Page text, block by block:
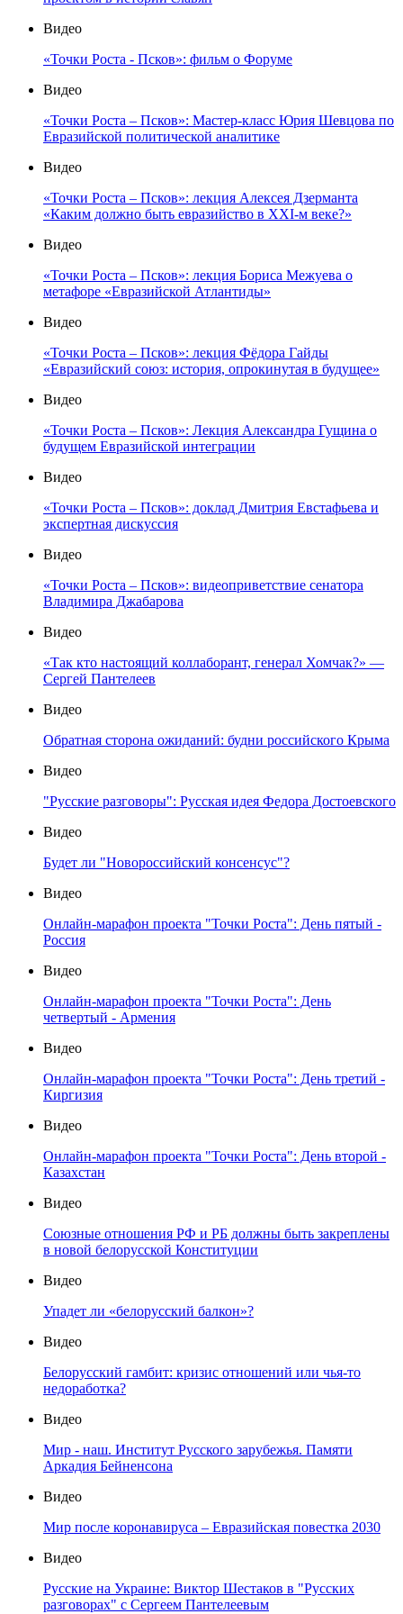
Видео
«Точки Роста - Псков»: фильм о Форуме
Видео
«Точки Роста – Псков»: Мастер-класс Юрия Шевцова по
Евразийской политической аналитике
Видео
«Точки Роста – Псков»: лекция Алексея Дзерманта
«Каким должно быть евразийство в XXI-м веке?»
Видео
«Точки Роста – Псков»: лекция Бориса Межуева о
метафоре «Евразийской Атлантиды»
Видео
«Точки Роста – Псков»: лекция Фёдора Гайды
«Евразийский союз: история, опрокинутая в будущее»
Видео
«Точки Роста – Псков»: Лекция Александра Гущина о
будущем Евразийской интеграции
Видео
«Точки Роста – Псков»: доклад Дмитрия Евстафьева и
экспертная дискуссия
Видео
«Точки Роста – Псков»: видеоприветствие сенатора
Владимира Джабарова
Видео
«Так кто настоящий коллаборант, генерал Хомчак?» —
Сергей Пантелеев
Видео
Обратная сторона ожиданий: будни российского Крыма
Видео
"Русские разговоры": Русская идея Федора Достоевского
Видео
Будет ли "Новороссийский консенсус"?
Видео
Онлайн-марафон проекта "Точки Роста": День пятый -
Россия
Видео
Онлайн-марафон проекта "Точки Роста": День
четвертый - Армения
Видео
Онлайн-марафон проекта "Точки Роста": День третий -
Киргизия
Видео
Онлайн-марафон проекта "Точки Роста": День второй -
Казахстан
Видео
Союзные отношения РФ и РБ должны быть закреплены
в новой белорусской Конституции
Видео
Упадет ли «белорусский балкон»?
Видео
Белорусский гамбит: кризис отношений или чья-то
недоработка?
Видео
Мир - наш. Институт Русского зарубежья. Памяти
Аркадия Бейненсона
Видео
Мир после коронавируса – Евразийская повестка 2030
Видео
Русские на Украине: Виктор Шестаков в "Русских
разговорах" с Сергеем Пантелеевым